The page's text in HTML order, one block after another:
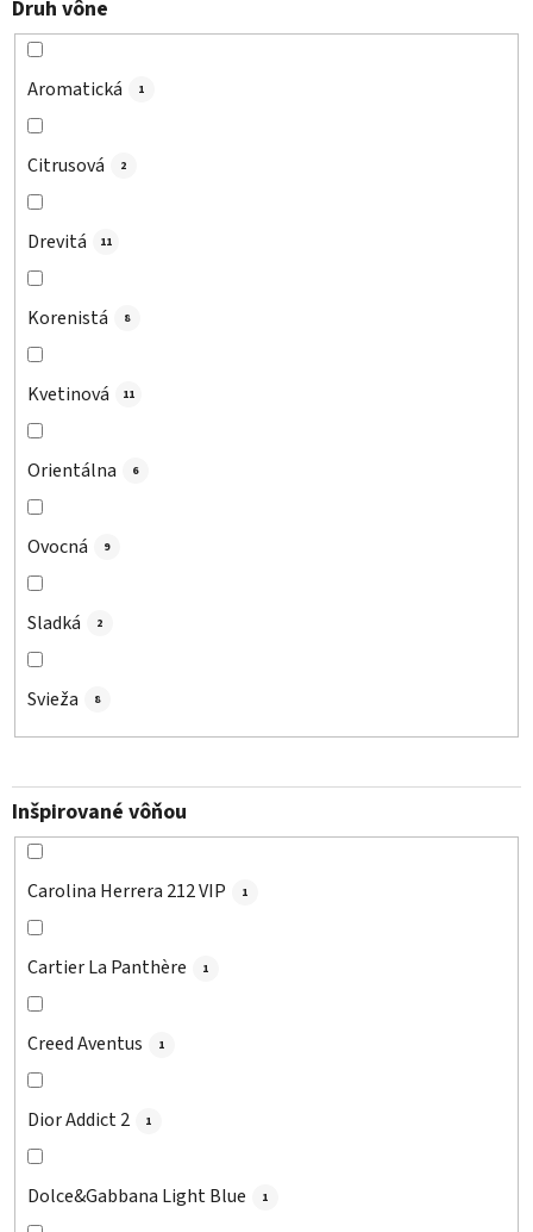
Druh vône
Aromatická 1
Citrusová 2
Drevitá 11
Korenistá 8
Kvetinová 11
Orientálna 6
Ovocná 9
Sladká 2
Svieža 8
Inšpirované vôňou
Carolina Herrera 212 VIP 1
Cartier La Panthère 1
Creed Aventus 1
Dior Addict 2 1
Dolce&Gabbana Light Blue 1